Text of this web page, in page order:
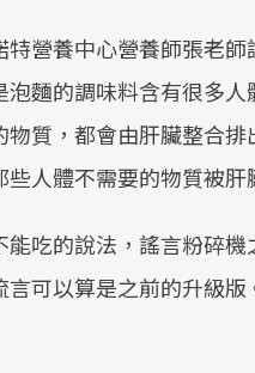
特營養中心營養師張老
泡麵的調味料含有很多
物質，都會由肝臟整合
些人體不需要的物質被
能吃的說法，謠言粉碎
言可以算是之前的升級